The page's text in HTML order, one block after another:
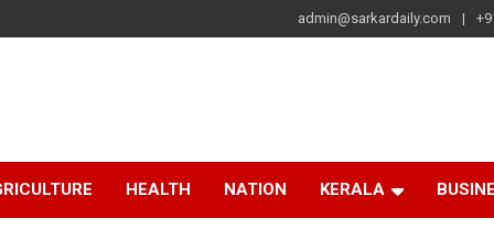
admin@sarkardaily.com
HEALTH NATION KERALA